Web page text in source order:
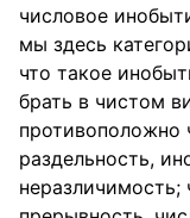
числовое
мы здесь
что такое
брать в чистом
противоположно
раздельность,
неразличимость;